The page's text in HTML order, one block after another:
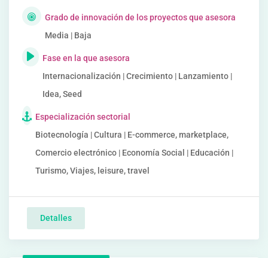
Grado de innovación de los proyectos que asesora
Media | Baja
Fase en la que asesora
Internacionalización | Crecimiento | Lanzamiento |
Idea, Seed
Especialización sectorial
Biotecnología | Cultura | E-commerce, marketplace,
Comercio electrónico | Economía Social | Educación |
Turismo, Viajes, leisure, travel
Detalles